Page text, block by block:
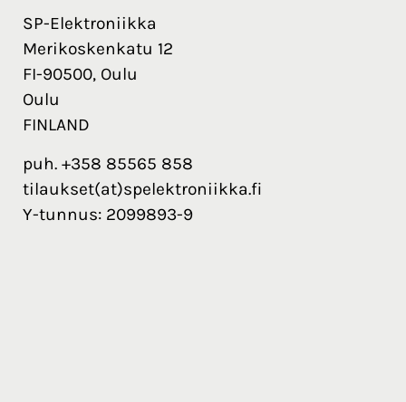
SP-Elektroniikka
Merikoskenkatu 12
FI-90500, Oulu
Oulu
FINLAND
puh. +358 85565 858
tilaukset(at)spelektroniikka.fi
Y-tunnus: 2099893-9